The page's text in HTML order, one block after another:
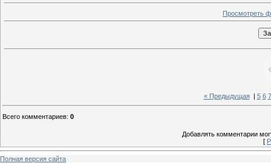
Просмотреть
« Предыдущая| 5 6 7
Всего комментариев: 0
Добавлять комментарии
[
Полная версия сайта